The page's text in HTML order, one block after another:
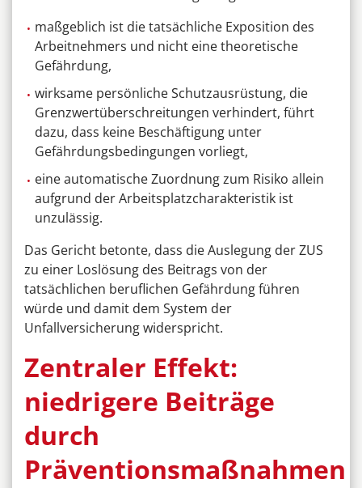
maßgeblich ist die tatsächliche Exposition des
Arbeitnehmers und nicht eine theoretische
Gefährdung,
wirksame persönliche Schutzausrüstung, die
Grenzwertüberschreitungen verhindert, führt
dazu, dass keine Beschäftigung unter
Gefährdungsbedingungen vorliegt,
eine automatische Zuordnung zum Risiko allein
aufgrund der Arbeitsplatzcharakteristik ist
unzulässig.
Das Gericht betonte, dass die Auslegung der ZUS
zu einer Loslösung des Beitrags von der
tatsächlichen beruflichen Gefährdung führen
würde und damit dem System der
Unfallversicherung widerspricht.
Zentraler Effekt:
niedrigere Beiträge
durch
Präventionsmaßnahmen